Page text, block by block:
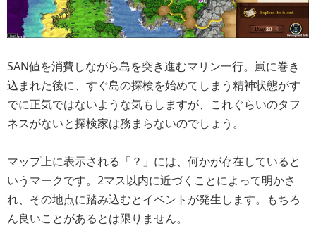
SAN値を消費しながら島を突き進むマリン一行。嵐に巻き
込まれた後に、すぐ島の探検を始めてしまう精神状態がす
でに正気ではないような気もしますが、これぐらいのタフ
ネスがないと探検家は務まらないのでしょう。
マップ上に表示される「？」には、何かが存在していると
いうマークです。2マス以内に近づくことによって明かさ
れ、その地点に踏み込むとイベントが発生します。もちろ
ん良いことがあるとは限りません。